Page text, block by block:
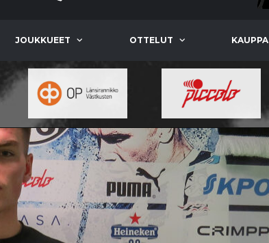
JOUKKUEET OTTELUT KAUPPA